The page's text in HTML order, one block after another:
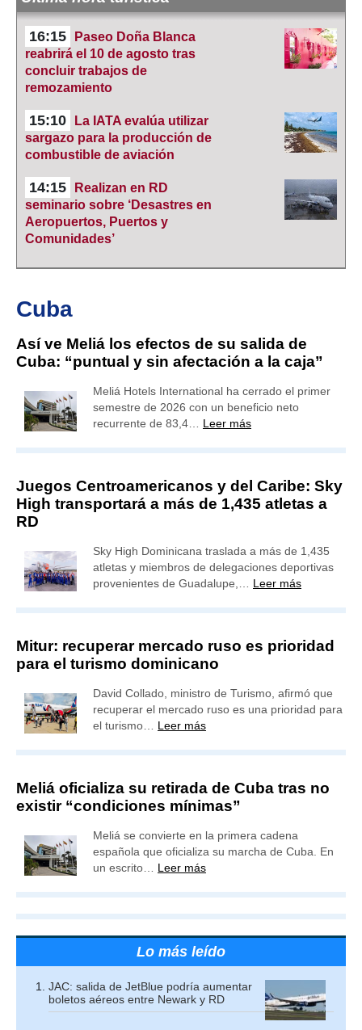
16:15
Paseo Doña Blanca
reabrirá el 10 de agosto tras
concluir trabajos de
remozamiento
15:10
La IATA evalúa utilizar
sargazo para la producción de
combustible de aviación
14:15
Realizan en RD
seminario sobre ‘Desastres en
Aeropuertos, Puertos y
Comunidades’
Cuba
Así ve Meliá los efectos de su salida de
Cuba: “puntual y sin afectación a la caja”
Meliá Hotels International ha cerrado el primer
semestre de 2026 con un beneficio neto
recurrente de 83,4… Leer más
Juegos Centroamericanos y del Caribe: Sky
High transportará a más de 1,435 atletas a
RD
Sky High Dominicana traslada a más de 1,435
atletas y miembros de delegaciones deportivas
provenientes de Guadalupe,… Leer más
Mitur: recuperar mercado ruso es prioridad
para el turismo dominicano
David Collado, ministro de Turismo, afirmó que
recuperar el mercado ruso es una prioridad para
el turismo… Leer más
Meliá oficializa su retirada de Cuba tras no
existir “condiciones mínimas”
Meliá se convierte en la primera cadena
española que oficializa su marcha de Cuba. En
un escrito… Leer más
Lo más leído
JAC: salida de JetBlue podría aumentar
boletos aéreos entre Newark y RD